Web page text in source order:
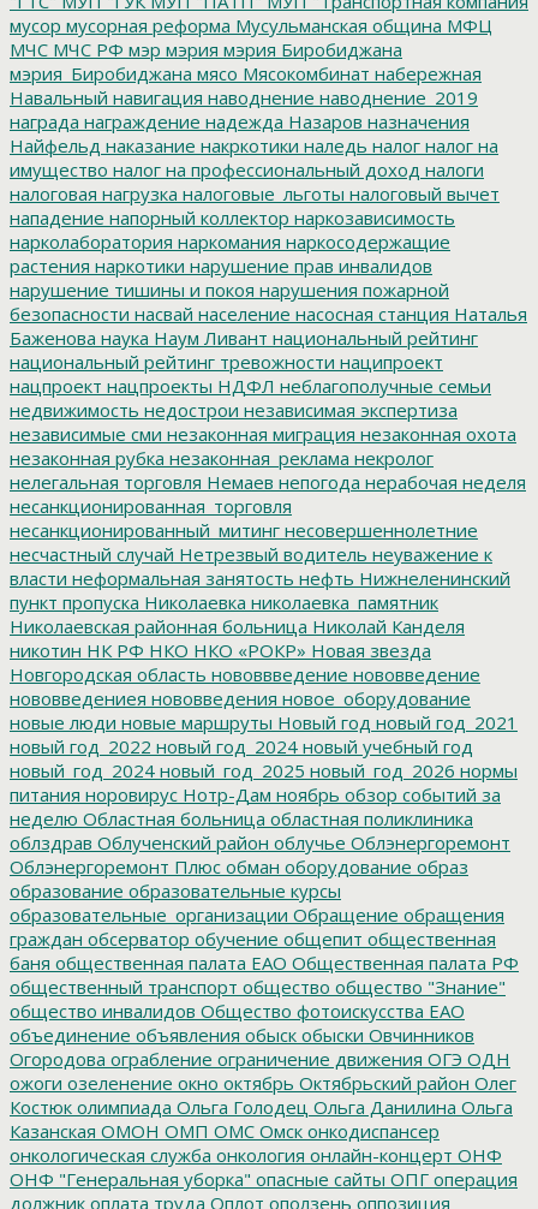
мусор мусорная реформа Мусульманская община МФЦ
МЧС МЧС РФ мэр мэрия мэрия Биробиджана
мэрия_Биробиджана мясо Мясокомбинат набережная
Навальный навигация наводнение наводнение_2019
награда награждение надежда Назаров назначения
Найфельд наказание накркотики наледь налог налог на
имущество налог на профессиональный доход налоги
налоговая нагрузка налоговые_льготы налоговый вычет
нападение напорный коллектор наркозависимость
нарколаборатория наркомания наркосодержащие
растения наркотики нарушение прав инвалидов
нарушение тишины и покоя нарушения пожарной
безопасности насвай население насосная станция Наталья
Баженова наука Наум Ливант национальный рейтинг
национальный рейтинг тревожности наципроект
нацпроект нацпроекты НДФЛ неблагополучные семьи
недвижимость недострои независимая экспертиза
независимые сми незаконная миграция незаконная охота
незаконная рубка незаконная_реклама некролог
нелегальная торговля Немаев непогода нерабочая неделя
несанкционированная_торговля
несанкционированный_митинг несовершеннолетние
несчастный случай Нетрезвый водитель неуважение к
власти неформальная занятость нефть Нижнеленинский
пункт пропуска Николаевка николаевка_памятник
Николаевская районная больница Николай Канделя
никотин НК РФ НКО НКО «РОКР» Новая звезда
Новгородская область нововвведение нововведение
нововведениея нововведения новое_оборудование
новые люди новые маршруты Новый год новый год_2021
новый год_2022 новый год_2024 новый учебный год
новый_год_2024 новый_год_2025 новый_год_2026 нормы
питания норовирус Нотр-Дам ноябрь обзор событий за
неделю Областная больница областная поликлиника
облздрав Облученский район облучье Облэнергоремонт
Облэнергоремонт Плюс обман оборудование образ
образование образовательные курсы
образовательные_организации Обращение обращения
граждан обсерватор обучение общепит общественная
баня общественная палата ЕАО Общественная палата РФ
общественный транспорт общество общество "Знание"
общество инвалидов Общество фотоискусства ЕАО
объединение объявления обыск обыски Овчинников
Огородова ограбление ограничение движения ОГЭ ОДН
ожоги озеленение окно октябрь Октябрьский район Олег
Костюк олимпиада Ольга Голодец Ольга Данилина Ольга
Казанская ОМОН ОМП ОМС Омск онкодиспансер
онкологическая служба онкология онлайн-концерт ОНФ
ОНФ "Генеральная уборка" опасные сайты ОПГ операция
должник оплата труда Оплот оползень оппозиция